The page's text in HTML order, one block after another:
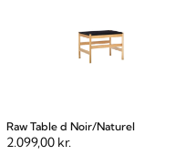
Raw Table d Noir/Naturel
2.099,00 kr.